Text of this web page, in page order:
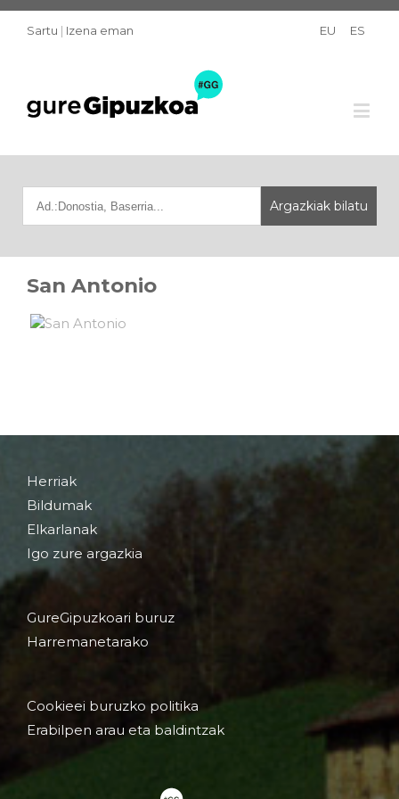
Sartu | Izena eman EU ES
San Antonio
Herriak
Bildumak
Elkarlanak
Igo zure argazkia
GureGipuzkoari buruz
Harremanetarako
Cookieei buruzko politika
Erabilpen arau eta baldintzak